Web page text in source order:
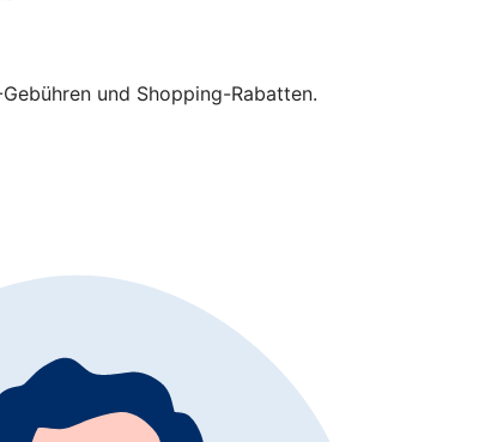
und Shopping-Rabatten.